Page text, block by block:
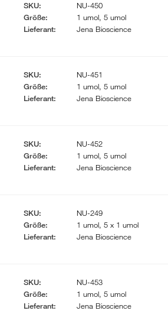
SKU:
NU-450
Größe:
1 umol, 5 umol
Lieferant:
Jena Bioscience
SKU:
NU-451
Größe:
1 umol, 5 umol
Lieferant:
Jena Bioscience
SKU:
NU-452
Größe:
1 umol, 5 umol
Lieferant:
Jena Bioscience
SKU:
NU-249
Größe:
1 umol, 5 x 1 umol
Lieferant:
Jena Bioscience
SKU:
NU-453
Größe:
1 umol, 5 umol
Lieferant:
Jena Bioscience